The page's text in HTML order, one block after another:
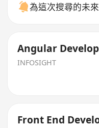
為這次搜尋的未
Angular
INFOSIGHT
Front End